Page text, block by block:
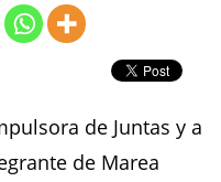
de Juntas y a
de Marea